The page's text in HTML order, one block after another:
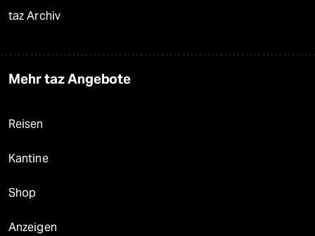
taz Archiv
Mehr taz Angebote
Reisen
Kantine
Shop
Anzeigen